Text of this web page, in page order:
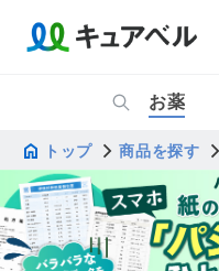
お薬
トップ 商品を探す